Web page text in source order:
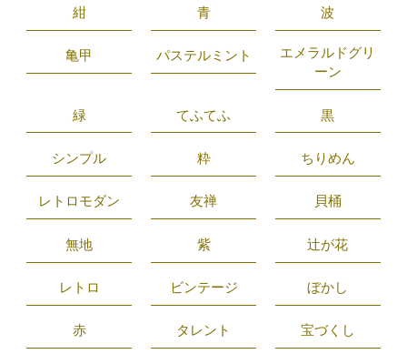
紺 青 波
亀甲 パステルミント
エメラルドグリ
ーン
緑 てふてふ 黒
シンプル 粋 ちりめん
レトロモダン 友禅 貝桶
無地 紫 辻が花
レトロ ビンテージ ぼかし
赤 タレント 宝づくし